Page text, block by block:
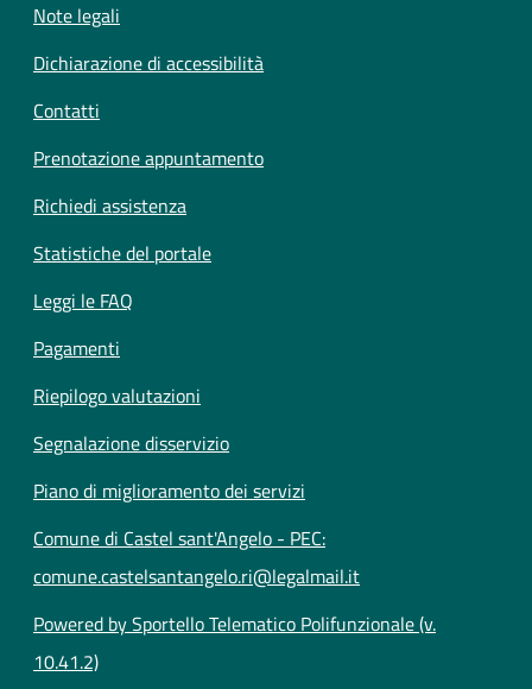
Note legali
Dichiarazione di accessibilità
Contatti
Prenotazione appuntamento
Richiedi assistenza
Statistiche del portale
Leggi le FAQ
Pagamenti
Riepilogo valutazioni
Segnalazione disservizio
Piano di miglioramento dei servizi
Comune di Castel sant'Angelo - PEC:
comune.castelsantangelo.ri@legalmail.it
Powered by Sportello Telematico Polifunzionale (v.
10.41.2)